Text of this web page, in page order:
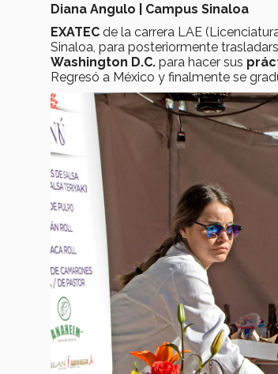
Diana Angulo | Campus Sinaloa
EXATEC de la carrera LAE
Sinaloa, para posteriormente
Washington D.C. para hacer sus
Regresó a México y finalmente se